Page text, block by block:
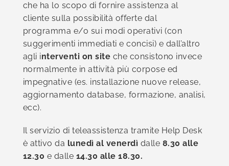
che ha lo scopo di fornire assistenza al
cliente sulla possibilità offerte dal
programma e/o sui modi operativi (con
suggerimenti immediati e concisi) e dall’altro
agli interventi on site che consistono invece
normalmente in attività più corpose ed
impegnative (es. installazione nuove release,
aggiornamento database, formazione, analisi,
ecc).
Il servizio di teleassistenza tramite Help Desk
è attivo da lunedì al venerdì dalle 8.30 alle
12.30 e dalle 14.30 alle 18.30.